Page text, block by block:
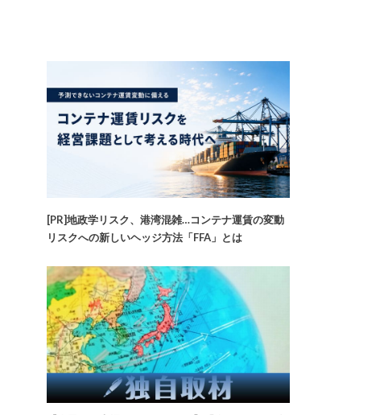
[PR]地政学リスク、港湾混雑…コンテナ運賃の変動
リスクへの新しいヘッジ方法「FFA」とは